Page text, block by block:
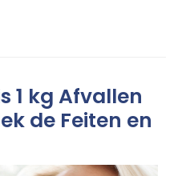
1 kg Afvallen
de Feiten en